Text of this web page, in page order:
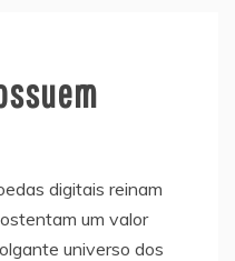
digitais reinam
um valor
universo dos